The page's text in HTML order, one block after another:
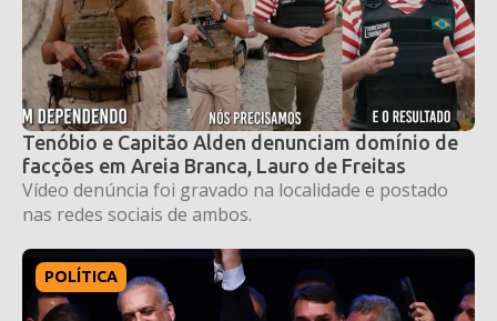
Tenóbio e Capitão Alden denunciam domínio de
facções em Areia Branca, Lauro de Freitas
Vídeo denúncia foi gravado na localidade e postado
nas redes sociais de ambos.
POLÍTICA